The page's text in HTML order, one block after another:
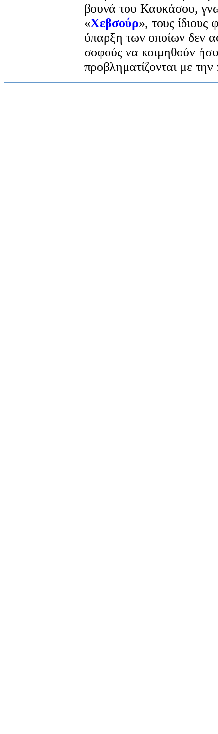
βουνά του Καυκάσου,
«Χεβσούρ», τους ίδιους
ύπαρξη των οποίων δεν
σοφούς να κοιμηθούν
προβληματίζονται με